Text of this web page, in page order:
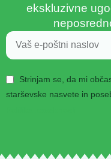
ekskluzivne
Strinjam se, da mi
starševske nasvete in